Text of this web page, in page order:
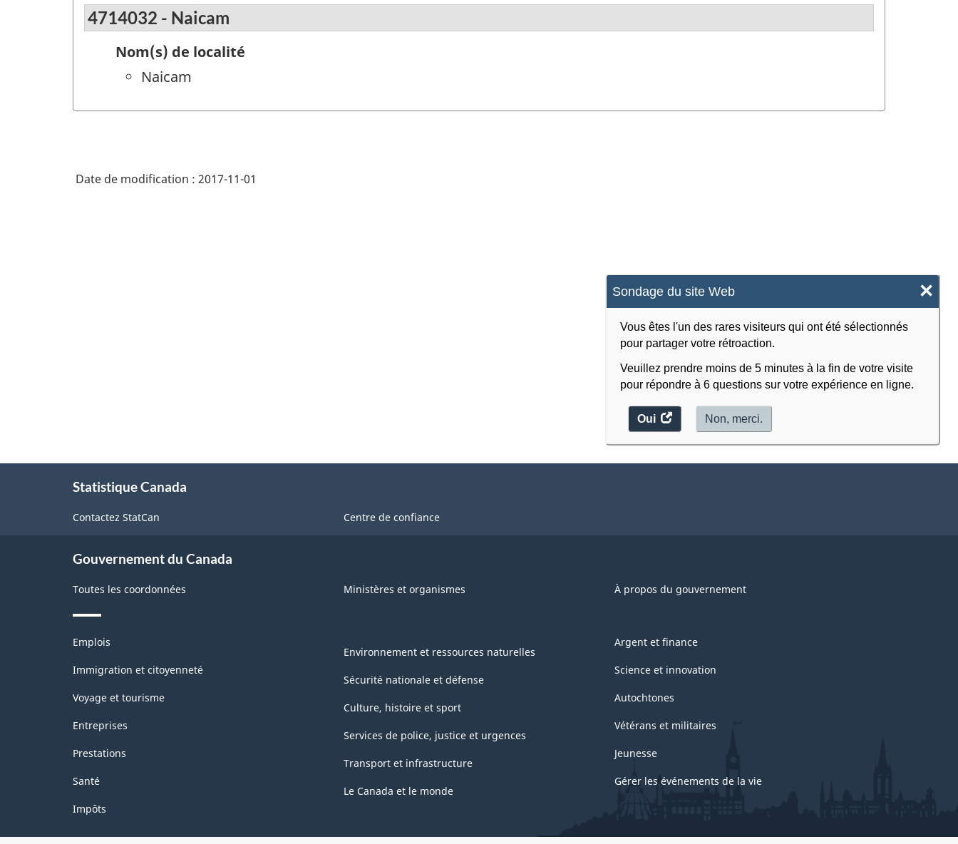
Sondage du site Web ×
Vous êtes l'un des rares visiteurs qui ont été sélectionnés
pour partager votre rétroaction.
Veuillez prendre moins de 5 minutes à la fin de votre visite
pour répondre à 6 questions sur votre expérience en ligne.
Oui
accéder
au
Non, merci.
4714032 - Naicam
Nom(s) de localité
Naicam
Date de modification : 2017-11-01
Statistique Canada
Contactez StatCan Centre de confiance
Gouvernement du Canada
Toutes les coordonnées Ministères et organismes À propos du gouvernement
Thèmes
sujets
Emplois
Immigration et citoyenneté
Voyage et tourisme
Entreprises
Prestations
Santé
Impôts
Environnement et ressources naturelles
Sécurité nationale et défense
Culture, histoire et sport
Services de police, justice et urgences
Transport et infrastructure
Le Canada et le monde
Argent et finance
Science et innovation
Autochtones
Vétérans et militaires
Jeunesse
Gérer les événements de la vie